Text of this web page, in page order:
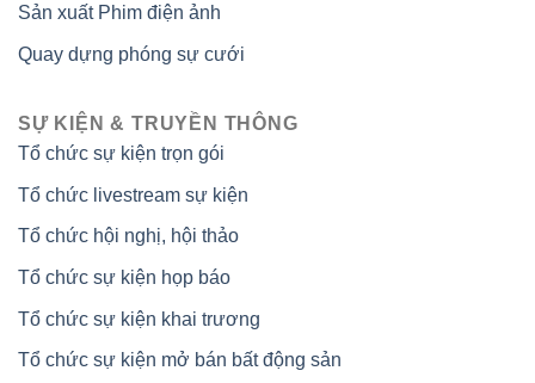
Sản xuất Phim điện ảnh
Quay dựng phóng sự cưới
SỰ KIỆN & TRUYỀN THÔNG
Tổ chức sự kiện trọn gói
Tổ chức livestream sự kiện
Tổ chức hội nghị, hội thảo
Tổ chức sự kiện họp báo
Tổ chức sự kiện khai trương
Tổ chức sự kiện mở bán bất động sản